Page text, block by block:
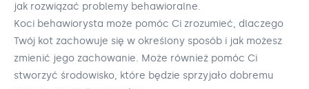
jak rozwiązać problemy behawioralne.
Koci behawiorysta może pomóc Ci zrozumieć, dlaczego
Twój kot zachowuje się w określony sposób i jak możesz
zmienić jego zachowanie. Może również pomóc Ci
stworzyć środowisko, które będzie sprzyjało dobremu